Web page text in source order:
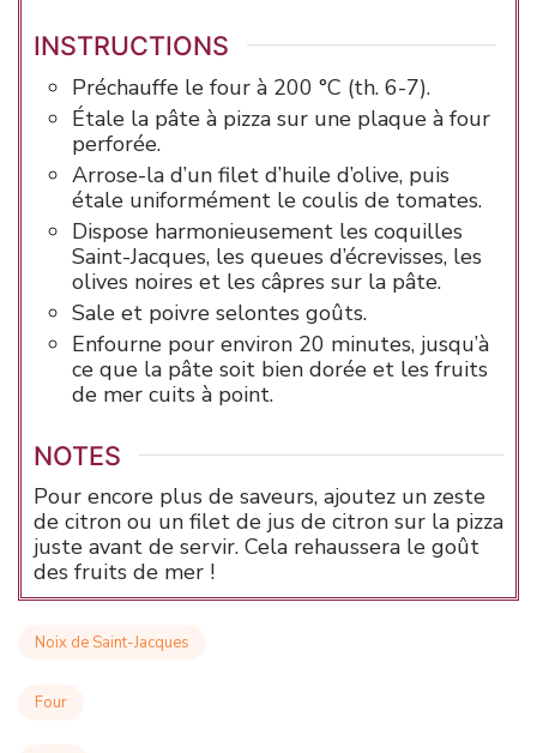
INSTRUCTIONS
Préchauffe le four à 200 °C (th. 6-7).
Étale la pâte à pizza sur une plaque à four
perforée.
Arrose-la d’un filet d’huile d’olive, puis
étale uniformément le coulis de tomates.
Dispose harmonieusement les coquilles
Saint-Jacques, les queues d’écrevisses, les
olives noires et les câpres sur la pâte.
Sale et poivre selontes goûts.
Enfourne pour environ 20 minutes, jusqu’à
ce que la pâte soit bien dorée et les fruits
de mer cuits à point.
NOTES
Pour encore plus de saveurs, ajoutez un zeste
de citron ou un filet de jus de citron sur la pizza
juste avant de servir. Cela rehaussera le goût
des fruits de mer !
Noix de Saint-Jacques
Four